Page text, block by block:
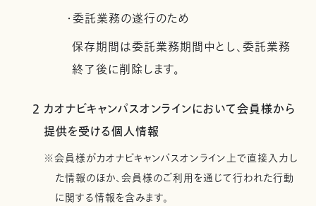
・委託業務の遂行のため
保存期間は委託業務期間中とし、委託業務
終了後に削除します。
2 カオナビキャンパスオンラインにおいて会員様から
提供を受ける個人情報
※会員様がカオナビキャンパスオンライン上で直接入力し
た情報のほか、会員様のご利用を通じて行われた行動
に関する情報を含みます。